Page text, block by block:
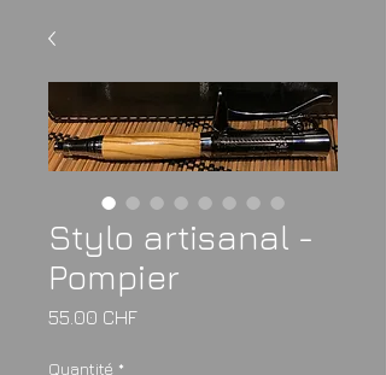
Stylo artisanal -
Pompier
55.00 CHFPrix
Quantité *